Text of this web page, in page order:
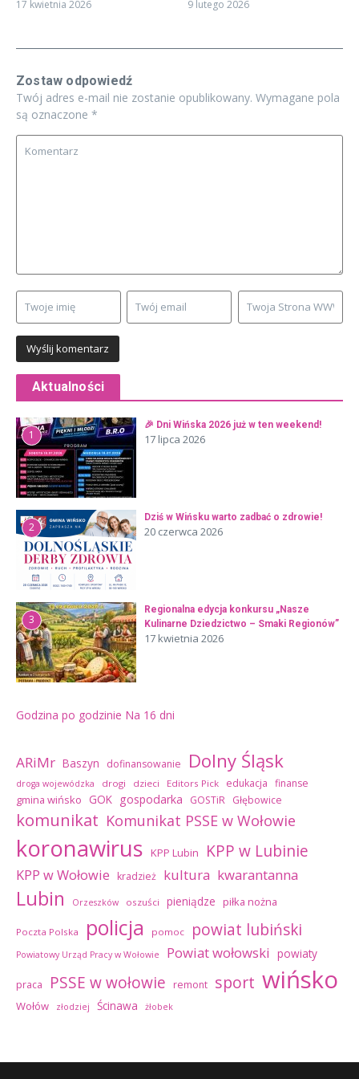
17 kwietnia 2026 9 lutego 2026
Zostaw odpowiedź
Twój adres e-mail nie zostanie opublikowany. Wymagane pola
są oznaczone *
Aktualności
1
🎉 Dni Wińska 2026 już w ten weekend!
17 lipca 2026
2
Dziś w Wińsku warto zadbać o zdrowie!
20 czerwca 2026
3
Regionalna edycja konkursu „Nasze
Kulinarne Dziedzictwo – Smaki Regionów”
17 kwietnia 2026
Godzina po godzinie Na 16 dni
ARiMr Baszyn dofinansowanie Dolny Śląsk
droga wojewódzka drogi dzieci Editors Pick edukacja finanse
gmina wińsko GOK gospodarka GOSTiR Głębowice
komunikat Komunikat PSSE w Wołowie
koronawirus KPP Lubin KPP w Lubinie
KPP w Wołowie kradzież kultura kwarantanna
Lubin Orzeszków oszuści pieniądze piłka nożna
Poczta Polska policja pomoc powiat lubiński
Powiatowy Urząd Pracy w Wołowie Powiat wołowski powiaty
praca PSSE w wołowie remont sport wińsko
Wołów złodziej Ścinawa żłobek